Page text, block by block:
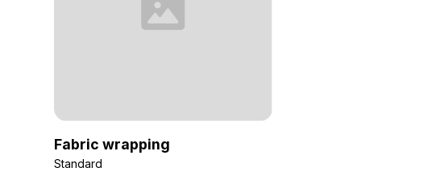
Fabric wrapping
Standard